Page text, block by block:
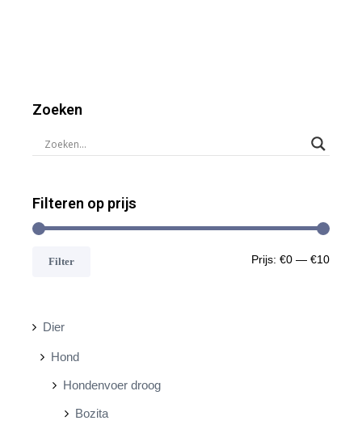
Zoeken
Filteren op prijs
MM
Filter Prijs: €0 — €10
Dier
Hond
Hondenvoer droog
Bozita